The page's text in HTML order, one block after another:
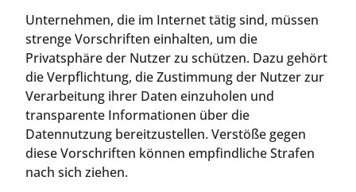
Unternehmen, die im Internet tätig sind, müssen
strenge Vorschriften einhalten, um die
Privatsphäre der Nutzer zu schützen. Dazu gehört
die Verpflichtung, die Zustimmung der Nutzer zur
Verarbeitung ihrer Daten einzuholen und
transparente Informationen über die
Datennutzung bereitzustellen. Verstöße gegen
diese Vorschriften können empfindliche Strafen
nach sich ziehen.